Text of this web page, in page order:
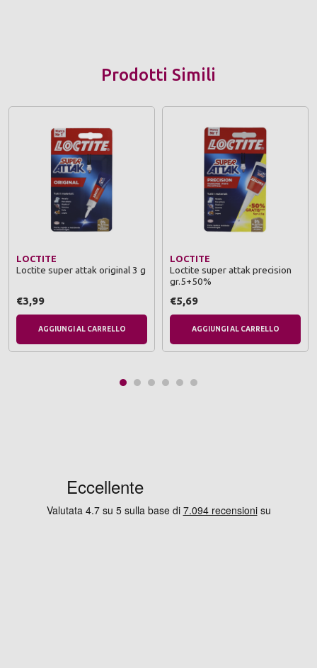
Prodotti Simili
LOCTITE
Loctite super attak original 3 g
€3,99
AGGIUNGI AL CARRELLO
LOCTITE
Loctite super attak precision
gr.5+50%
€5,69
AGGIUNGI AL CARRELLO